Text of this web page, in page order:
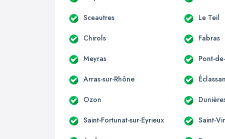
Sceautres Le Teil
Chirols Fabras
Meyras Pont-
Arras-sur-Rhône
Ozon
Saint-Fortunat-sur-Eyrieux Saint-